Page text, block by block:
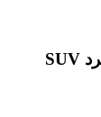
شاخص‌های وزنی لاستیک چه تأثیری بر عملکرد SUV